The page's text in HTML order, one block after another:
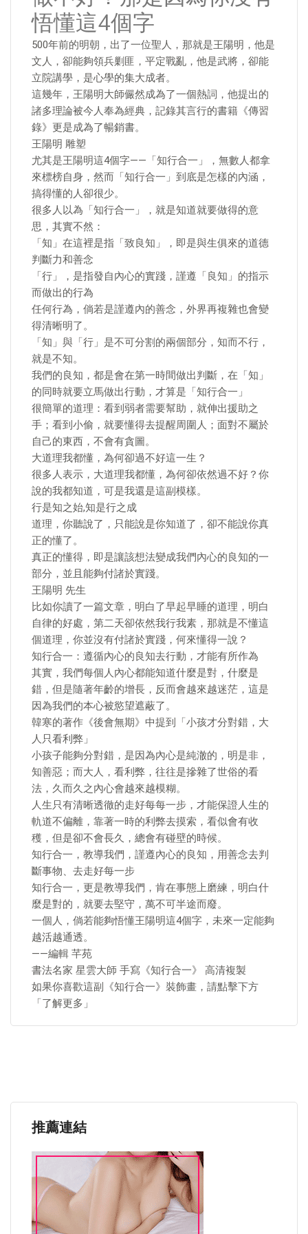
悟懂這4個字
500年前的明朝，出了一位聖人，那就是王陽明，他是
文人，卻能夠領兵剿匪，平定戰亂，他是武將，卻能
立院講學，是心學的集大成者。
這幾年，王陽明大師儼然成為了一個熱詞，他提出的
諸多理論被今人奉為經典，記錄其言行的書籍《傳習
錄》更是成為了暢銷書。
王陽明 雕塑
尤其是王陽明這4個字——「知行合一」，無數人都拿
來標榜自身，然而「知行合一」到底是怎樣的內涵，
搞得懂的人卻很少。
很多人以為「知行合一」，就是知道就要做得的意
思，其實不然：
「知」在這裡是指「致良知」，即是與生俱來的道德
判斷力和善念
「行」，是指發自內心的實踐，謹遵「良知」的指示
而做出的行為
任何行為，倘若是謹遵內的善念，外界再複雜也會變
得清晰明了。
「知」與「行」是不可分割的兩個部分，知而不行，
就是不知。
我們的良知，都是會在第一時間做出判斷，在「知」
的同時就要立馬做出行動，才算是「知行合一」
很簡單的道理：看到弱者需要幫助，就伸出援助之
手；看到小偷，就要懂得去提醒周圍人；面對不屬於
自己的東西，不會有貪圖。
大道理我都懂，為何卻過不好這一生？
很多人表示，大道理我都懂，為何卻依然過不好？你
說的我都知道，可是我還是這副模樣。
行是知之始,知是行之成
道理，你聽說了，只能說是你知道了，卻不能說你真
正的懂了。
真正的懂得，即是讓該想法變成我們內心的良知的一
部分，並且能夠付諸於實踐。
王陽明 先生
比如你讀了一篇文章，明白了早起早睡的道理，明白
自律的好處，第二天卻依然我行我素，那就是不懂這
個道理，你並沒有付諸於實踐，何來懂得一說？
知行合一：遵循內心的良知去行動，才能有所作為
其實，我們每個人內心都能知道什麼是對，什麼是
錯，但是隨著年齡的增長，反而會越來越迷茫，這是
因為我們的本心被慾望遮蔽了。
韓寒的著作《後會無期》中提到「小孩才分對錯，大
人只看利弊」
小孩子能夠分對錯，是因為內心是純澈的，明是非，
知善惡；而大人，看利弊，往往是摻雜了世俗的看
法，久而久之內心會越來越模糊。
人生只有清晰透徹的走好每每一步，才能保證人生的
軌道不偏離，靠著一時的利弊去摸索，看似會有收
穫，但是卻不會長久，總會有碰壁的時候。
知行合一，教導我們，謹遵內心的良知，用善念去判
斷事物、去走好每一步
知行合一，更是教導我們，肯在事態上磨練，明白什
麼是對的，就要去堅守，萬不可半途而廢。
一個人，倘若能夠悟懂王陽明這4個字，未來一定能夠
越活越通透。
——編輯 芊苑
書法名家 星雲大師 手寫《知行合一》 高清複製
如果你喜歡這副《知行合一》裝飾畫，請點擊下方
「了解更多」
推薦連結